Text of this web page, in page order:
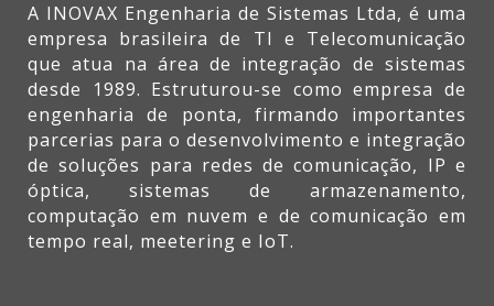
A INOVAX Engenharia de Sistemas Ltda, é uma
empresa brasileira de TI e Telecomunicação
que atua na área de integração de sistemas
desde 1989. Estruturou-se como empresa de
engenharia de ponta, firmando importantes
parcerias para o desenvolvimento e integração
de soluções para redes de comunicação, IP e
óptica, sistemas de armazenamento,
computação em nuvem e de comunicação em
tempo real, meetering e IoT.